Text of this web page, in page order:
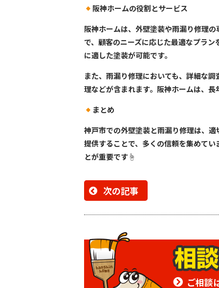
阪神ホームの役割とサービス
阪神ホームは、外壁塗装や雨漏り修理
で、顧客のニーズに応じた最適なプラ
に適した塗装が可能です。
また、雨漏り修理においても、詳細な
理などが含まれます。阪神ホームは、
まとめ
神戸市での外壁塗装と雨漏り修理は、
提供することで、多くの信頼を集めて
とが重要です☝️
次の記事
ご相談